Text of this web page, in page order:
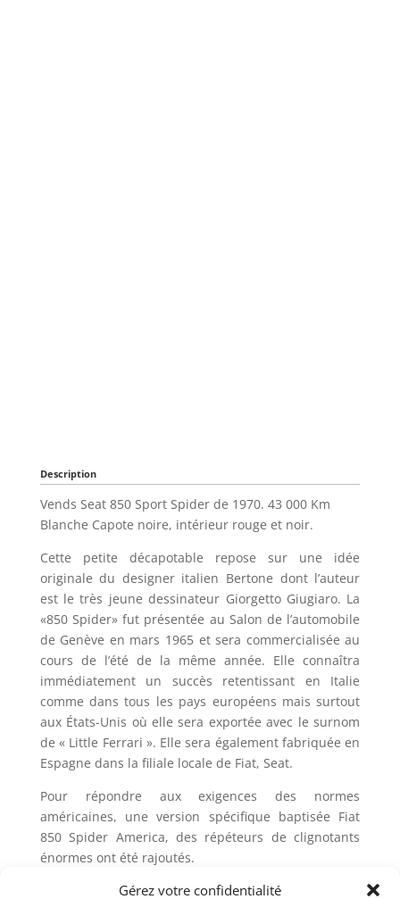
Gérez votre confidentialité
Description
Vends Seat 850 Sport Spider de 1970. 43 000 Km
Blanche Capote noire, intérieur rouge et noir.
Cette petite décapotable repose sur une idée
originale du designer italien Bertone dont l’auteur
est le très jeune dessinateur Giorgetto Giugiaro. La
«850 Spider» fut présentée au Salon de l’automobile
de Genève en mars 1965 et sera commercialisée au
cours de l’été de la même année. Elle connaîtra
immédiatement un succès retentissant en Italie
comme dans tous les pays européens mais surtout
aux États-Unis où elle sera exportée avec le surnom
de « Little Ferrari ». Elle sera également fabriquée en
Espagne dans la filiale locale de Fiat, Seat.
Pour répondre aux exigences des normes
américaines, une version spécifique baptisée Fiat
850 Spider America, des répéteurs de clignotants
énormes ont été rajoutés.
La première version de la « 850 Spider » sera